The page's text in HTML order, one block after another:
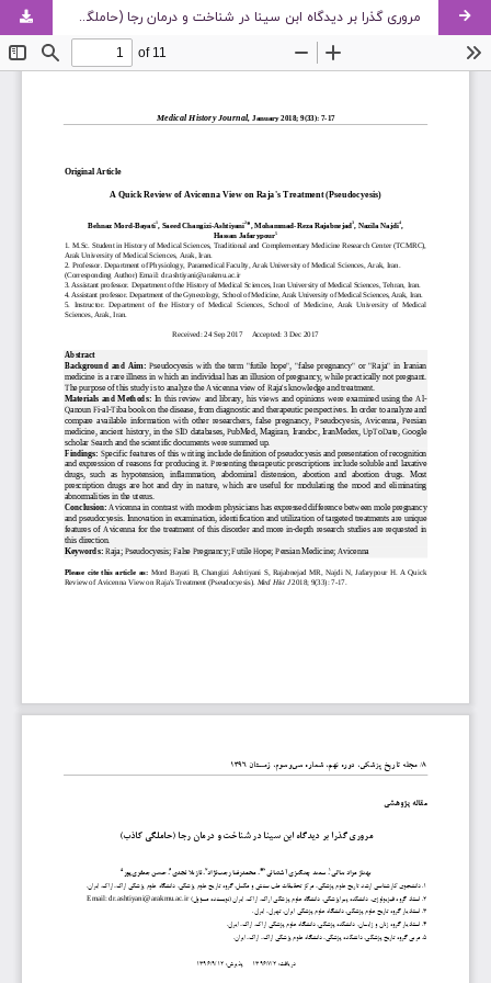
مروری گذرا بر دیدگاه ابن سینا در شناخت و درمان رجا (حاملگی کاذب)